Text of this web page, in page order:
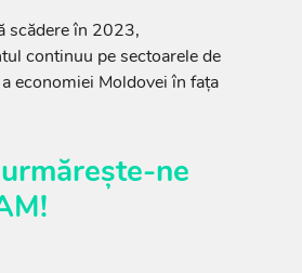
scădere în 2023,
continuu pe sectoarele de
economiei Moldovei în fața
ne
!